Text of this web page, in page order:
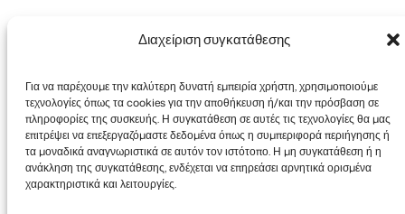
Διαχείριση συγκατάθεσης
Για να παρέχουμε την καλύτερη δυνατή εμπειρία χρήστη, χρησιμοποιούμε
τεχνολογίες όπως τα cookies για την αποθήκευση ή/και την πρόσβαση σε
πληροφορίες της συσκευής. Η συγκατάθεση σε αυτές τις τεχνολογίες θα μας
επιτρέψει να επεξεργαζόμαστε δεδομένα όπως η συμπεριφορά περιήγησης ή
τα μοναδικά αναγνωριστικά σε αυτόν τον ιστότοπο. Η μη συγκατάθεση ή η
ανάκληση της συγκατάθεσης, ενδέχεται να επηρεάσει αρνητικά ορισμένα
χαρακτηριστικά και λειτουργίες.
X